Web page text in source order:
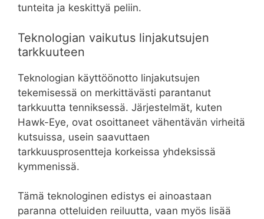
tunteita ja keskittyä peliin.
Teknologian vaikutus linjakutsujen
tarkkuuteen
Teknologian käyttöönotto linjakutsujen
tekemisessä on merkittävästi parantanut
tarkkuutta tenniksessä. Järjestelmät, kuten
Hawk-Eye, ovat osoittaneet vähentävän virheitä
kutsuissa, usein saavuttaen
tarkkuusprosentteja korkeissa yhdeksissä
kymmenissä.
Tämä teknologinen edistys ei ainoastaan
paranna otteluiden reiluutta, vaan myös lisää